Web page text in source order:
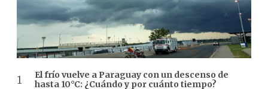
El frío vuelve a Paraguay con un descenso de
hasta 10°C: ¿Cuándo y por cuánto tiempo?